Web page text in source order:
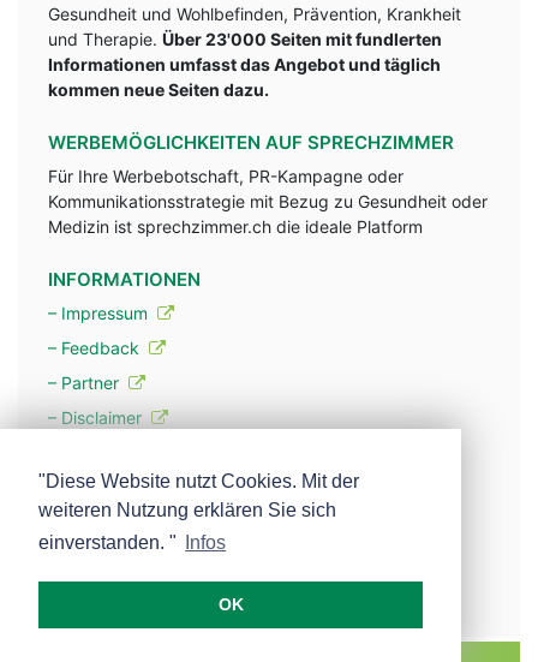
Gesundheit und Wohlbefinden, Prävention, Krankheit
und Therapie. Über 23'000 Seiten mit fundlerten
Informationen umfasst das Angebot und täglich
kommen neue Seiten dazu.
WERBEMÖGLICHKEITEN AUF SPRECHZIMMER
Für Ihre Werbebotschaft, PR-Kampagne oder
Kommunikationsstrategie mit Bezug zu Gesundheit oder
Medizin ist sprechzimmer.ch die ideale Platform
INFORMATIONEN
– Impressum
– Feedback
– Partner
– Disclaimer
– Werbung
– Mehr über unsere Experten
"Diese Website nutzt Cookies. Mit der
weiteren Nutzung erklären Sie sich
einverstanden. "
Infos
OK